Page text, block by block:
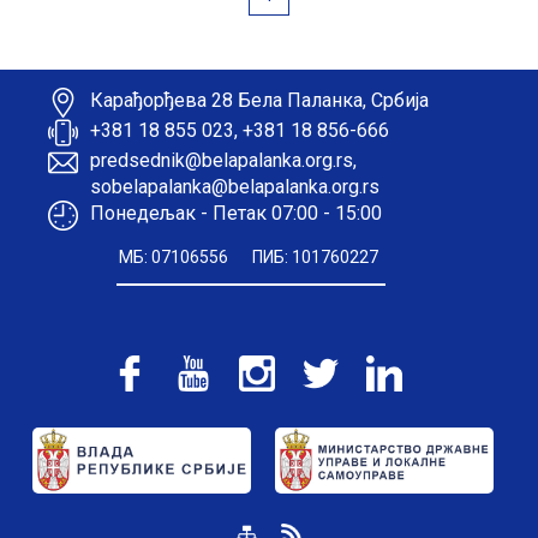
Карађорђева 28 Бела Паланка, Србија
+381 18 855 023, +381 18 856-666
predsednik@belapalanka.org.rs,
sobelapalanka@belapalanka.org.rs
Понедељак - Петак 07:00 - 15:00
МБ: 07106556 ПИБ: 101760227